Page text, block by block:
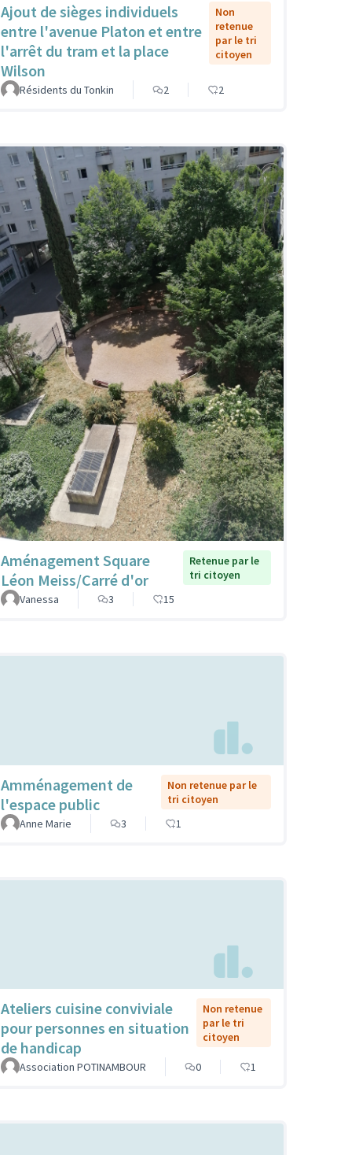
Ajout de sièges individuels
entre l'avenue Platon et entre
l'arrêt du tram et la place
Wilson
Non
retenue
par le tri
citoyen
Résidents du Tonkin 2 2
Aménagement Square
Léon Meiss/Carré d'or
Retenue par le
tri citoyen
Vanessa
3 15
Amménagement de
l'espace public
Non retenue par le
tri citoyen
Anne Marie
3 1
Ateliers cuisine conviviale
pour personnes en situation
de handicap
Non retenue
par le tri
citoyen
Association POTINAMBOUR 0 1